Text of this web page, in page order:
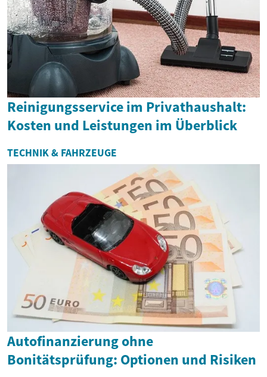
Reinigungsservice im Privathaushalt:
Kosten und Leistungen im Überblick
TECHNIK & FAHRZEUGE
Autofinanzierung ohne
Bonitätsprüfung: Optionen und Risiken